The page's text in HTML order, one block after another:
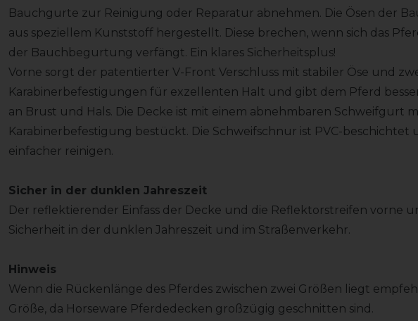
Bauchgurte zur Reinigung oder Reparatur abnehmen. Die Ösen der
aus speziellem Kunststoff hergestellt. Diese brechen, wenn sich das
der Bauchbegurtung verfängt. Ein klares Sicherheitsplus!
Vorne sorgt der patentierter V-Front Verschluss mit stabiler Öse und
Karabinerbefestigungen für exzellenten Halt und gibt dem Pferd
an Brust und Hals. Die Decke ist mit einem abnehmbaren Schweifgurt
Karabinerbefestigung bestückt. Die Schweifschnur ist PVC-beschichtet
einfacher reinigen.
Sicher in der dunklen Jahreszeit
Der reflektierender Einfass der Decke und die Reflektorstreifen vorne
Sicherheit in der dunklen Jahreszeit und im Straßenverkehr.
Hinweis
Wenn die Rückenlänge des Pferdes zwischen zwei Größen liegt
Größe, da Horseware Pferdedecken großzügig geschnitten sind.